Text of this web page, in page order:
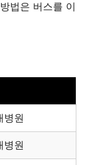
법은 버스를 이
병원
병원